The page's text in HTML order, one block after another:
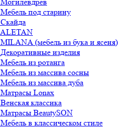
Мебель под старину
Скайда
ALETAN
MILANA (мебель из бука и ясеня)
Декоративные изделия
Мебель из ротанга
Мебель из массива сосны
Мебель из массива дуба
Матрасы Lonax
Венская классика
Матрасы BeautySON
Мебель в классическом стиле